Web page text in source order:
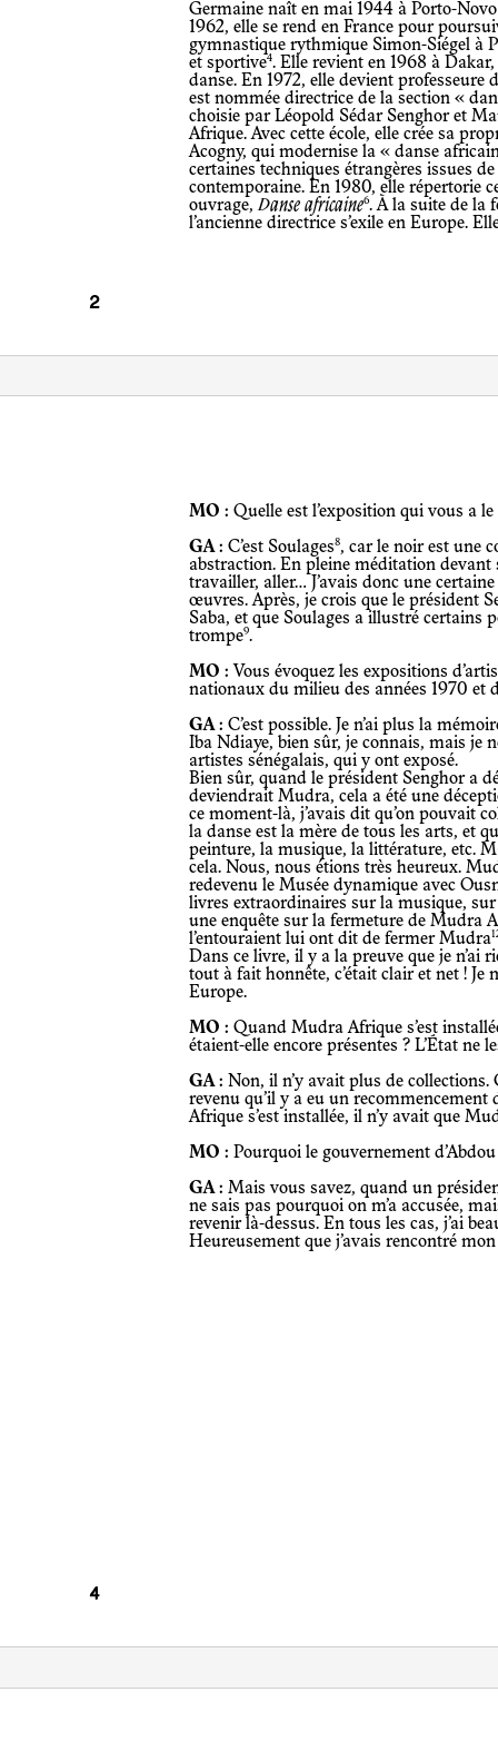
Germaine naît en mai 1944 à Porto-
1962, elle se rend en France pour
gymnastique rythmique Simon-Siégel à
et sportive4. Elle revient en 1968 à
danse. En 1972, elle devient professeure
est nommée directrice de la section «
choisie par Léopold Sédar Senghor et
Afrique. Avec cette école, elle crée sa
Acogny, qui modernise la « danse
certaines techniques étrangères issues
contemporaine. En 1980, elle répertorie
ouvrage,Danse africaine6. À la suite de la
l’ancienne directrice s’exile en Europe.
MO : Quelle est l’exposition qui vous a
GA : C’est Soulages8, car le noir est une
abstraction. En pleine méditation
travailler, aller… J’avais donc une
œuvres. Après, je crois que le président
Saba, et que Soulages a illustré certains
trompe9.
MO : Vous évoquez les expositions
nationaux du milieu des années 1970 et
GA : C’est possible. Je n’ai plus la
Iba Ndiaye, bien sûr, je connais, mais je
artistes sénégalais, qui y ont exposé.
Bien sûr, quand le président Senghor a
deviendrait Mudra, cela a été une
ce moment-là, j’avais dit qu’on pouvait
la danse est la mère de tous les arts, et
peinture, la musique, la littérature, etc.
cela. Nous, nous étions très heureux.
redevenu le Musée dynamique avec
livres extraordinaires sur la musique,
une enquête sur la fermeture de Mudra
l’entouraient lui ont dit de fermer Mudra
Dans ce livre, il y a la preuve que je n’ai
tout à fait honnête, c’était clair et net ! Je m’en suis sortie et je me suis exilée en
Europe.
MO : Quand Mudra Afrique s’est
étaient-elle encore présentes ? L’État ne
GA : Non, il n’y avait plus de
revenu qu’il y a eu un
Afrique s’est installée, il n’y avait que
MO : Pourquoi le gouvernement
GA : Mais vous savez, quand un
ne sais pas pourquoi on m’a accusée,
revenir là-dessus. En tous les cas, j’ai
Heureusement que j’avais rencontré